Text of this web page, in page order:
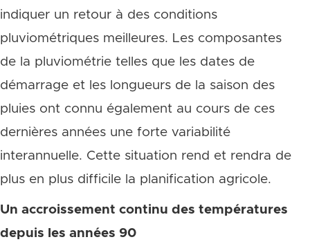
indiquer un retour à des conditions
pluviométriques meilleures. Les composantes
de la pluviométrie telles que les dates de
démarrage et les longueurs de la saison des
pluies ont connu également au cours de ces
dernières années une forte variabilité
interannuelle. Cette situation rend et rendra de
plus en plus difficile la planification agricole.
Un accroissement continu des températures
depuis les années 90